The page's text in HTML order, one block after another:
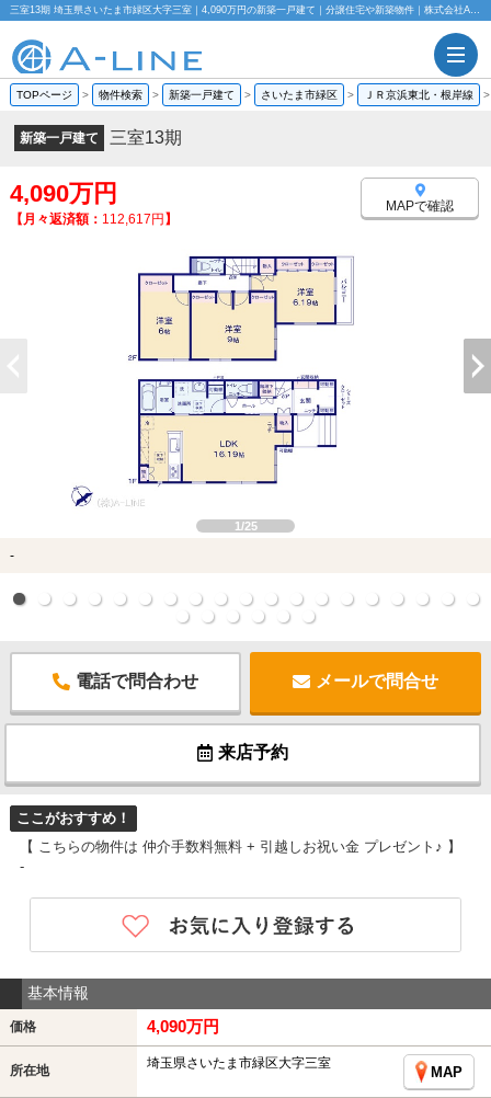
三室13期 埼玉県さいたま市緑区大字三室｜4,090万円の新築一戸建て｜分譲住宅や新築物件｜株式会社A-LINE
TOPページ > 物件検索 > 新築一戸建て > さいたま市緑区 > ＪＲ京浜東北・根岸線
新築一戸建て 三室13期
4,090万円
【月々返済額： 112,617円】
MAPで確認
1/25
-
電話で問合わせ メールで問合せ
来店予約
ここがおすすめ！
【 こちらの物件は 仲介手数料無料 + 引越しお祝い金 プレゼント♪ 】
-
基本情報
価格 4,090万円
所在地 埼玉県さいたま市緑区大字三室
MAP